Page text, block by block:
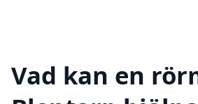
Vad kan en